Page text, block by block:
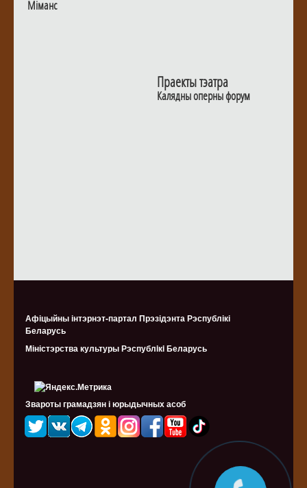
Мiманс
Праекты тэатра
Калядны оперны форум
Афіцыйны інтэрнэт-партал Прэзідэнта Рэспублікі
Беларусь
Міністэрства культуры Рэспублiкi Беларусь
Звароты грамадзян і юрыдычных асоб